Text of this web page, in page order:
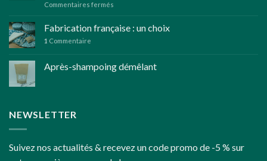
Commentaires fermés
pour
des
fin
Fabrication française : un choix
1 Commentaire
Après-shampoing démêlant
NEWSLETTER
Suivez nos actualités & recevez un code promo de -5 % sur